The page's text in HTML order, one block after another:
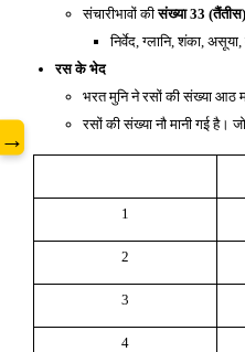
संचारीभावों की संख्या 33 (तैंतीस)
निर्वेद, ग्लानि, शंका,
रस के भेद
भरत मुनि ने रसों की संख्या आठ
रसों की संख्या नौ मानी गई है।
1
2
3
4
→